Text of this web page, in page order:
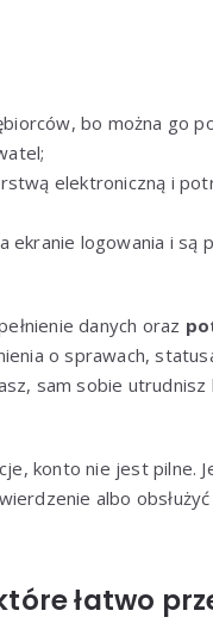
bo można go
elektroniczną i
ekranie logowania i są
danych oraz
o sprawach,
sam sobie utrudnisz
konto nie jest pilne.
albo
łatwo